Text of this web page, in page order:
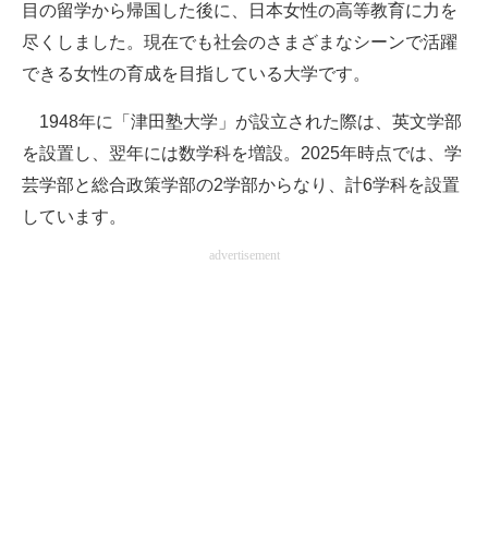
目の留学から帰国した後に、日本女性の高等教育に力を
尽くしました。現在でも社会のさまざまなシーンで活躍
できる女性の育成を目指している大学です。
1948年に「津田塾大学」が設立された際は、英文学部
を設置し、翌年には数学科を増設。2025年時点では、学
芸学部と総合政策学部の2学部からなり、計6学科を設置
しています。
advertisement